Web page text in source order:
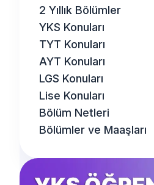
2 Yıllık Bölümler
YKS Konuları
TYT Konuları
AYT Konuları
LGS Konuları
Lise Konuları
Bölüm Netleri
Bölümler ve Maaşları